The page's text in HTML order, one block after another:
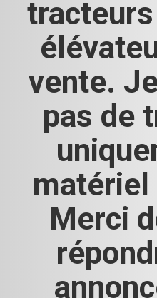
vente.
pas de
matériel
Merci